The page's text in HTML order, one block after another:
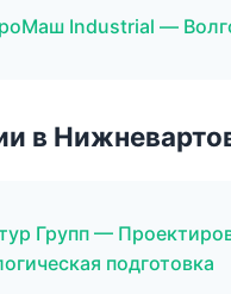
Industrial —
в
Групп —
подготовка